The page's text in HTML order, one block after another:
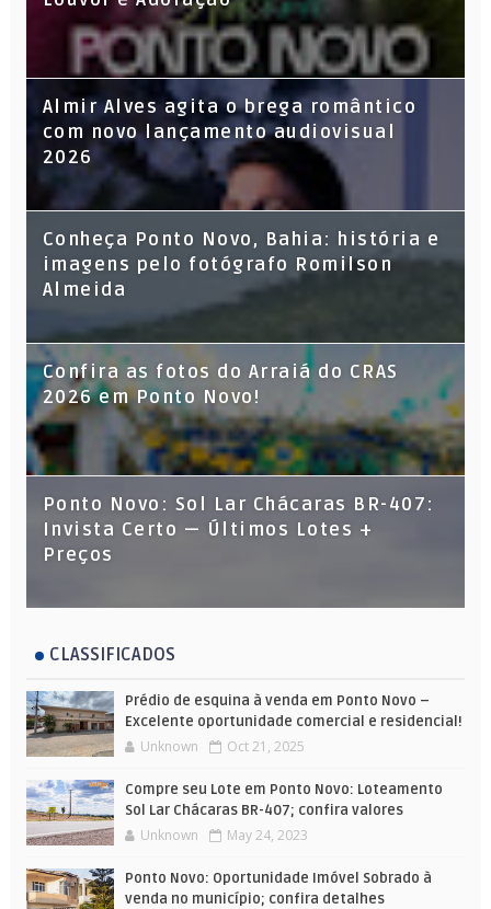
Almir Alves agita o brega romântico
com novo lançamento audiovisual
2026
Conheça Ponto Novo, Bahia: história e
imagens pelo fotógrafo Romilson
Almeida
Confira as fotos do Arraiá do CRAS
2026 em Ponto Novo!
Ponto Novo: Sol Lar Chácaras BR-407:
Invista Certo — Últimos Lotes +
Preços
CLASSIFICADOS
Prédio de esquina à venda em Ponto Novo –
Excelente oportunidade comercial e residencial!
Unknown Oct 21, 2025
Compre seu Lote em Ponto Novo: Loteamento
Sol Lar Chácaras BR-407; confira valores
Unknown May 24, 2023
Ponto Novo: Oportunidade Imóvel Sobrado à
venda no município; confira detalhes